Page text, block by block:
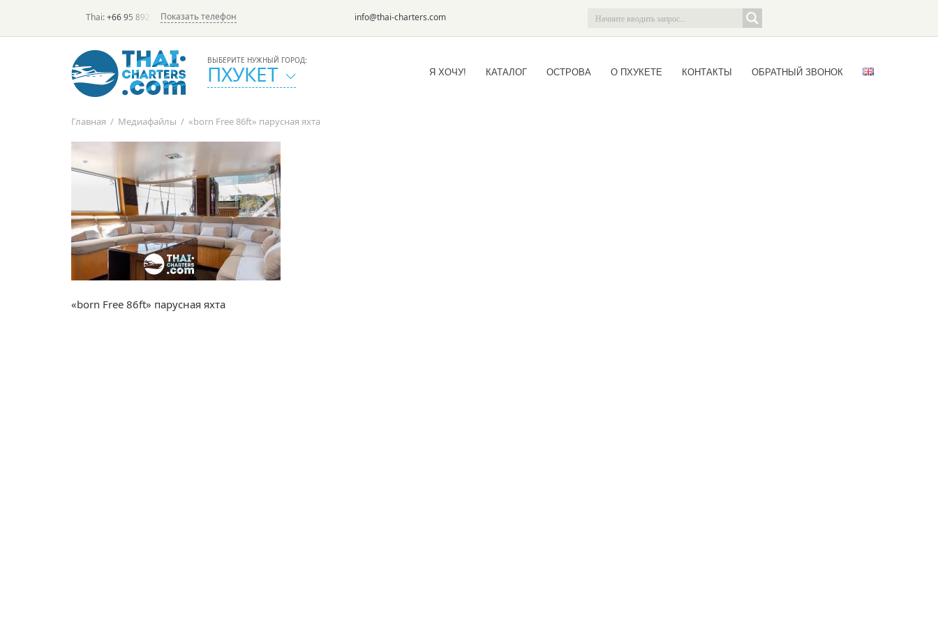
Thai:+66 95 892 7646(rus/eng) | в России:
Показать телефон info@thai-charters.com
ВЫБЕРИТЕ НУЖНЫЙ ГОРОД:
ПХУКЕТ Я ХОЧУ! КАТАЛОГ ОСТРОВА О ПХУКЕТЕ КОНТАКТЫ ОБРАТНЫЙ ЗВОНОК
Главная / Медиафайлы / «born Free 86ft» парусная яхта
«born Free 86ft» парусная яхта